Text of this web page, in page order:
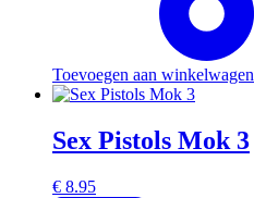
Toevoegen aan winkelwagen
Sex Pistols Mok 3
€ 8.95